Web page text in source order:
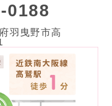
0188
羽曳野市高